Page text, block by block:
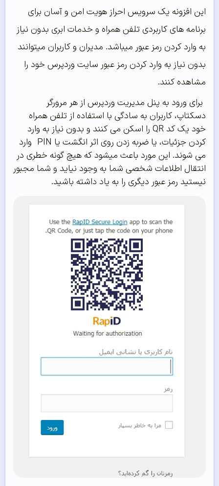
این افزونه یک سرویس احراز هویت امن و آسان برای
برنامه های کاربردی تلفن همراه و خدمات ابری بدون نیاز
به وارد کردن رمز عبور میباشد. مدیران و کاربران میتوانند
بدون نیاز به وارد کردن رمز عبور سایت وردپرس خود را
مشاهده کنند.
برای ورود به پنل مدیریت وردپرس از هر مرورگر
دسکتاپ، کاربران به سادگی با استفاده از تلفن همراه
خود یک کد QR را اسکن می کنند و بدون نیاز به وارد
کردن جزئیات، یا ضربه زدن روی اثر انگشت یا PIN وارد
می شوند. این مورد باعث میشود که هیچ گونه خطری در
انتقال اطلاعات شخصی شما به وجود نیاید و شما مجبور
نیستید رمز عبور دیگری را به یاد داشته باشید.